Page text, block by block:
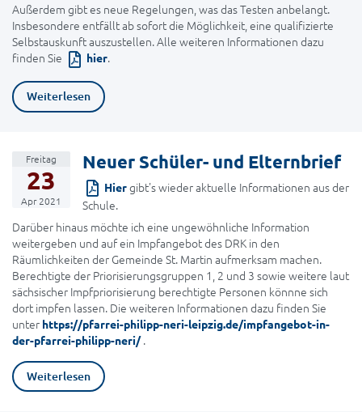
Außerdem gibt es neue Regelungen, was das Testen anbelangt.
Insbesondere entfällt ab sofort die Möglichkeit, eine qualifizierte
Selbstauskunft auszustellen. Alle weiteren Informationen dazu
finden Sie
hier.
Weiterlesen
Freitag
23
Apr 2021
Neuer Schüler- und Elternbrief
Hiergibt's wieder aktuelle Informationen aus der
Schule.
Darüber hinaus möchte ich eine ungewöhnliche Information
weitergeben und auf ein Impfangebot des DRK in den
Räumlichkeiten der Gemeinde St. Martin aufmerksam machen.
Berechtigte der Priorisierungsgruppen 1, 2 und 3 sowie weitere laut
sächsischer Impfpriorisierung berechtigte Personen könnne sich
dort impfen lassen. Die weiteren Informationen dazu finden Sie
unter https://pfarrei-philipp-neri-leipzig.de/impfangebot-in-
der-pfarrei-philipp-neri/.
Weiterlesen